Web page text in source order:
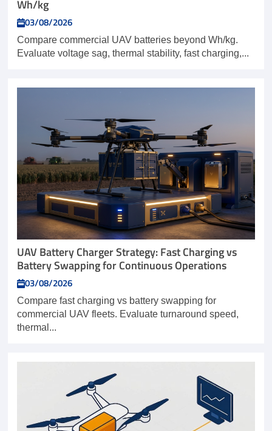
Wh/kg
03/08/2026
Compare commercial UAV batteries beyond Wh/kg.
Evaluate voltage sag, thermal stability, fast charging,...
UAV Battery Charger Strategy: Fast Charging vs
Battery Swapping for Continuous Operations
03/08/2026
Compare fast charging vs battery swapping for
commercial UAV fleets. Evaluate turnaround speed,
thermal...